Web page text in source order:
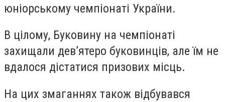
юніорському чемпіонаті України.
В цілому, Буковину на чемпіонаті
захищали дев’ятеро буковинців, але їм не
вдалося дістатися призових місць.
На цих змаганнях також відбувався